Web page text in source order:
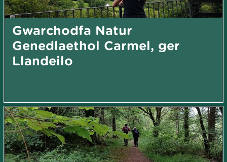
Gwarchodfa Natur
Genedlaethol Carmel, ger
Llandeilo